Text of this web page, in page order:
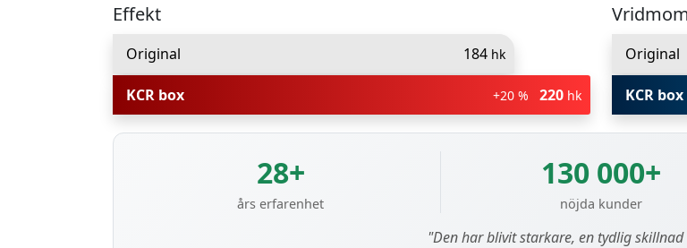
Effekt
Original 184 hk
KCR box +20 % 220 hk
Original
KCR box
28+
års erfarenhet
130 000+
nöjda kunder
"Den har blivit starkare, en tydlig